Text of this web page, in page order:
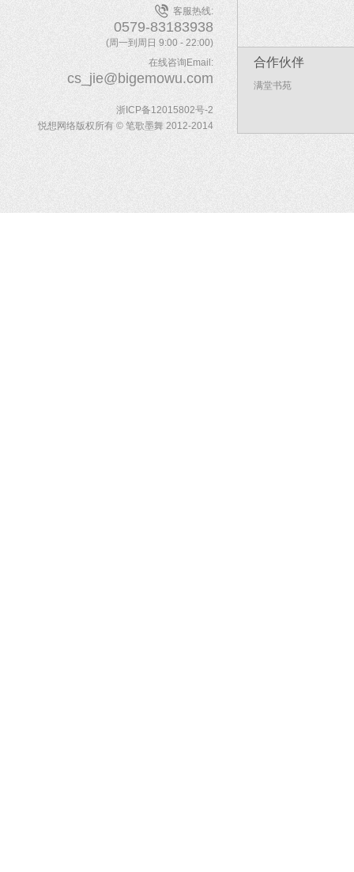
客服热线:
0579-83183938
(周一到周日 9:00 - 22:00)
在线咨询Email:
cs_jie@bigemowu.com
浙ICP备12015802号-2
悦想网络版权所有 © 笔歌墨舞 2012-2014
合作伙伴
满堂书苑